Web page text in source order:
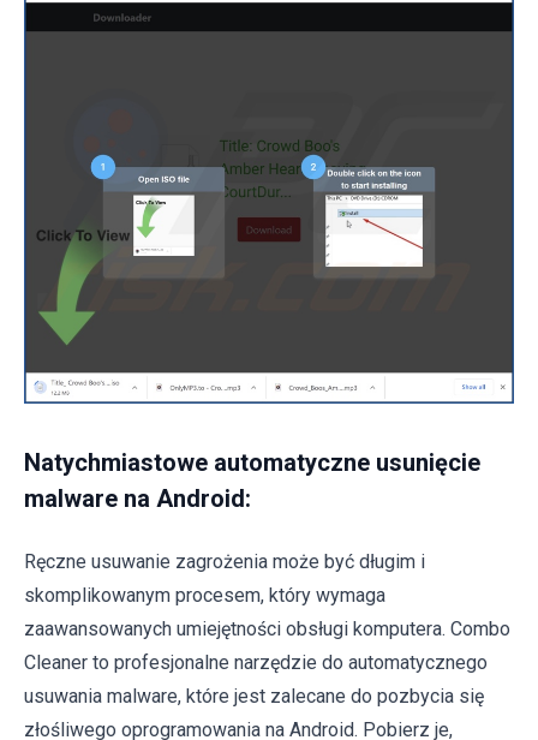
Natychmiastowe automatyczne usunięcie
malware na Android:
Ręczne usuwanie zagrożenia może być długim i
skomplikowanym procesem, który wymaga
zaawansowanych umiejętności obsługi komputera. Combo
Cleaner to profesjonalne narzędzie do automatycznego
usuwania malware, które jest zalecane do pozbycia się
złośliwego oprogramowania na Android. Pobierz je,